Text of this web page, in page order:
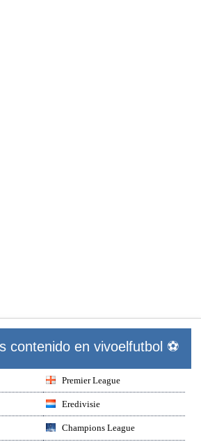
contenido en vivoelfutbol ⚽
Premier League
Eredivisie
Champions League